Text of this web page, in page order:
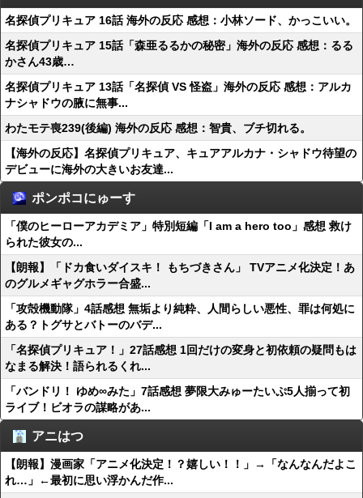
名探偵プリキュア 16話 海外の反応 感想：小林ソード、かっこいい。
名探偵プリキュア 15話「森亜るるかの秘密」海外の反応 感想：るる
かさん43歳…
名探偵プリキュア 13話「名探偵 VS 怪盗」海外の反応 感想：アルカ
ナシャドウの腋に無事...
わたモテ喪239(後編) 海外の反応 感想：智貴、ブチ切れる。
【海外の反応】名探偵プリキュア、キュアアルカナ・シャドウ待望の
デビューに海外の大きいお友達...
ポンポコにゅーす
「僕のヒーローアカデミア」特別短編「I am a hero too」感想 救け
られた彼女の...
【朗報】「ドカ食いダイスキ！ もちづきさん」 TVアニメ化決定！あ
のグルメギャグホラー合盛...
「攻殻機動隊」4話感想 無垢より純粋、人間らしい悪性、罪は何処に
ある？トグサとバトーのバデ...
「名探偵プリキュア！」27話感想 1回だけの変身と初依頼の疑問もは
なまる解決！語られるくれ...
「バンドリ！ ゆめ∞みた」7話感想 夢限大みゅーたいぷ5人揃って初
ライブ！ビオラの謀略があ...
アニはつ
【朗報】漫画家「アニメ化決定！？嬉しい！！」→「なんなんだよこ
れ…」←最初に思い浮かんだ作...